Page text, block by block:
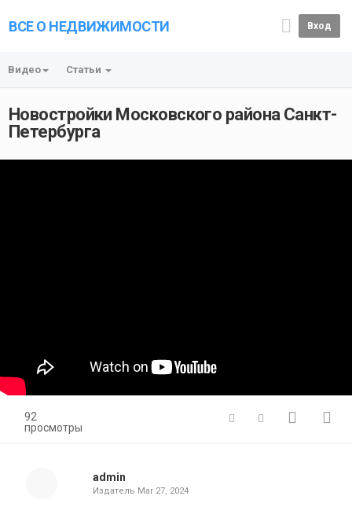
ВСЕ О НЕДВИЖИМОСТИ Вход
Видео Статьи
Новостройки Московского района Санкт-
Петербурга
92
просмотры
admin
Издатель Mar 27, 2024